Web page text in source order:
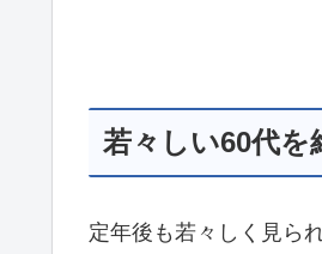
若々しい60代を
定年後も若々しく見ら